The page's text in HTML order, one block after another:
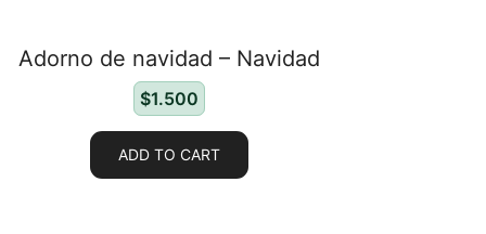
Adorno de navidad – Navidad
$1.500
ADD TO CART